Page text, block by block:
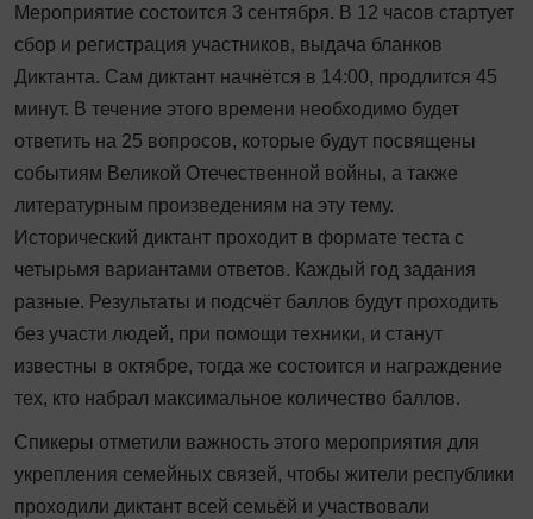
Мероприятие состоится 3 сентября. В 12 часов стартует
сбор и регистрация участников, выдача бланков
Диктанта. Сам диктант начнётся в 14:00, продлится 45
минут. В течение этого времени необходимо будет
ответить на 25 вопросов, которые будут посвящены
событиям Великой Отечественной войны, а также
литературным произведениям на эту тему.
Исторический диктант проходит в формате теста с
четырьмя вариантами ответов. Каждый год задания
разные. Результаты и подсчёт баллов будут проходить
без участи людей, при помощи техники, и станут
известны в октябре, тогда же состоится и награждение
тех, кто набрал максимальное количество баллов.
Спикеры отметили важность этого мероприятия для
укрепления семейных связей, чтобы жители республики
проходили диктант всей семьёй и участвовали